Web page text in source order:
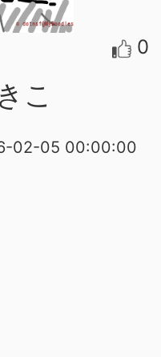
0
こ
02-05 00:00:00